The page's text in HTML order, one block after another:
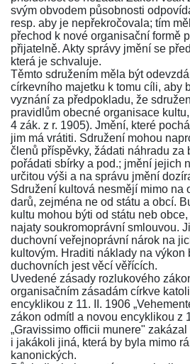
svým obvodem působnosti
resp. aby je nepřekročovala; tím
přechod k nové organisační formě
přijatelně. Akty správy jmění se
která je schvaluje.
Těmto sdružením měla být
církevního majetku k tomu cíli, aby
vyznání za předpokladu, že
pravidlům obecné organisace
4 zák. z r. 1905). Jmění, které
jim má vrátiti. Sdružení mohou
členů příspěvky, žádati náhradu za
pořádati sbírky a pod.; jmění jejich
určitou výši a na správu jmění
Sdružení kultová nesmějí mimo na
darů, zejména ne od státu a obcí.
kultu mohou býti od státu neb
najaty soukromoprávní smlouvou.
duchovní veřejnoprávní nárok na
kultovým. Hraditi náklady na
duchovních jest věcí věřících.
Uvedené zásady rozlukového
organisačním zásadám církve
encyklikou z 11. II. 1906
zákon odmítl a novou encyklikou z
„Gravissimo officii munere"
i jakákoli jiná, která by byla mimo
kanonických.